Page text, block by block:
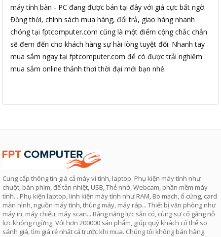
máy tính bàn - PC đang được bán tại đây với giá cực bất ngờ.
Đồng thời, chính sách mua hàng, đổi trả, giao hàng nhanh
chóng tại fptcomputer.com cũng là một điểm cộng chắc chắn
sẽ đem đến cho khách hàng sự hài lòng tuyệt đối. Nhanh tay
mua sắm ngay tại fptcomputer.com để có được trải nghiệm
mua sắm online thảnh thơi thời đại mới bạn nhé.
Cung cấp thông tin giá cả máy vi tính, laptop. Phụ kiện máy tính như
chuột, bàn phím, đế tản nhiệt, USB, Thẻ nhớ, Webcam, phần mềm máy
tính... Phụ kiện laptop, linh kiện máy tính như RAM, Bo mạch, ổ cứng, card
màn hình, nguồn máy tính, thùng máy, máy ráp... Thiết bị văn phòng như
máy in, máy chiếu, máy scan... Bằng năng lực sẵn có, cùng sự cố gắng nỗ
lực không ngừng. Với hơn 200000 sản phẩm, giúp quý khách có thể so
sánh giá, tìm giá rẻ nhất cả trước khi mua. Chúng tôi không bán hàng.